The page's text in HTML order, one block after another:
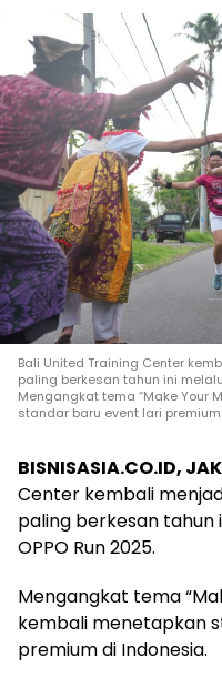
Bali United Training Center
paling berkesan tahun ini
Mengangkat tema “Make Your
standar baru event lari
BISNISASIA.CO.ID,
Center kembali
paling berkesan tahun
OPPO Run 2025.
Mengangkat tema
kembali menetapkan
premium di Indonesia.